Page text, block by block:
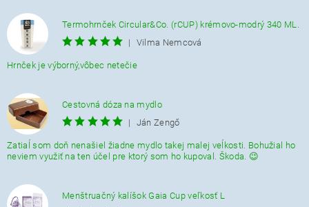
Termohrnček Circular&Co. (rCUP) krémovo-modrý 340 ML.
|
Vilma Nemcová
Hrnček je výborný,vôbec netečie
Cestovná dóza na mydlo
|
Ján Zengő
Zatiaĺ som doň nenašiel žiadne mydlo takej malej veĺkosti. Bohužial ho
neviem využiť na ten účel pre ktorý som ho kupoval. Škoda. 😉
Menštruačný kalíšok Gaia Cup veľkosť L